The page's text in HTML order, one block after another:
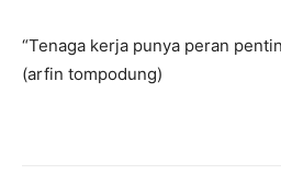
“Tenaga kerja punya peran
(arfin tompodung)